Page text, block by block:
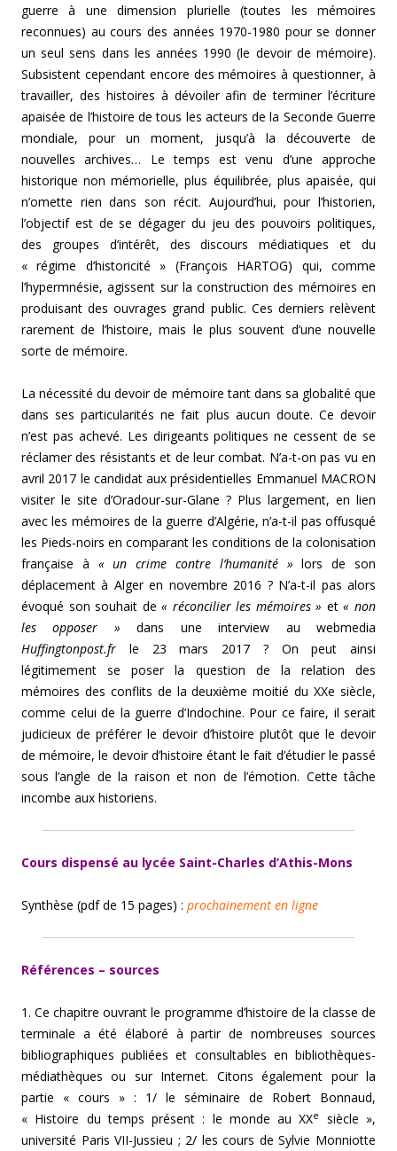
guerre à une dimension plurielle (toutes les mémoires
reconnues) au cours des années 1970-1980 pour se donner
un seul sens dans les années 1990 (le devoir de mémoire).
Subsistent cependant encore des mémoires à questionner, à
travailler, des histoires à dévoiler afin de terminer l’écriture
apaisée de l’histoire de tous les acteurs de la Seconde Guerre
mondiale, pour un moment, jusqu’à la découverte de
nouvelles archives… Le temps est venu d’une approche
historique non mémorielle, plus équilibrée, plus apaisée, qui
n’omette rien dans son récit. Aujourd’hui, pour l’historien,
l’objectif est de se dégager du jeu des pouvoirs politiques,
des groupes d’intérêt, des discours médiatiques et du
« régime d’historicité » (François HARTOG) qui, comme
l’hypermnésie, agissent sur la construction des mémoires en
produisant des ouvrages grand public. Ces derniers relèvent
rarement de l’histoire, mais le plus souvent d’une nouvelle
sorte de mémoire.
La nécessité du devoir de mémoire tant dans sa globalité que
dans ses particularités ne fait plus aucun doute. Ce devoir
n’est pas achevé. Les dirigeants politiques ne cessent de se
réclamer des résistants et de leur combat. N’a-t-on pas vu en
avril 2017 le candidat aux présidentielles Emmanuel MACRON
visiter le site d’Oradour-sur-Glane ? Plus largement, en lien
avec les mémoires de la guerre d’Algérie, n’a-t-il pas offusqué
les Pieds-noirs en comparant les conditions de la colonisation
française à « un crime contre l’humanité » lors de son
déplacement à Alger en novembre 2016 ? N’a-t-il pas alors
évoqué son souhait de« réconcilier les mémoires » et« non
les opposer » dans une interview au webmedia
Huffingtonpost.fr le 23 mars 2017 ? On peut ainsi
légitimement se poser la question de la relation des
mémoires des conflits de la deuxième moitié du XXe siècle,
comme celui de la guerre d’Indochine. Pour ce faire, il serait
judicieux de préférer le devoir d’histoire plutôt que le devoir
de mémoire, le devoir d’histoire étant le fait d’étudier le passé
sous l’angle de la raison et non de l’émotion. Cette tâche
incombe aux historiens.
Cours dispensé au lycée Saint-Charles d’Athis-Mons
Synthèse (pdf de 15 pages) : prochainement en ligne
Références – sources
1. Ce chapitre ouvrant le programme d’histoire de la classe de
terminale a été élaboré à partir de nombreuses sources
bibliographiques publiées et consultables en bibliothèques-
médiathèques ou sur Internet. Citons également pour la
partie « cours » : 1/ le séminaire de Robert Bonnaud,
« Histoire du temps présent : le monde au XXe
siècle »,
université Paris VII-Jussieu ; 2/ les cours de Sylvie Monniotte